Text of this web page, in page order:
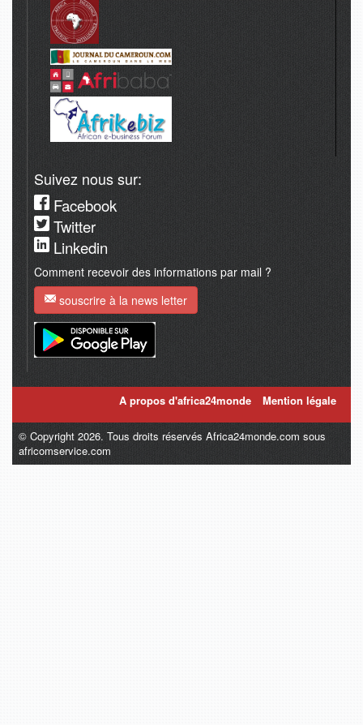
Suivez nous sur:
Facebook
Twitter
Linkedin
Comment recevoir des informations par mail ?
souscrire à la news letter
A propos d'africa24monde Mention légale
© Copyright 2026. Tous droits réservés Africa24monde.com sous
africomservice.com